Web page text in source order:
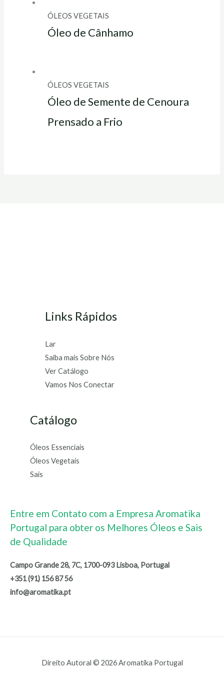
ÓLEOS VEGETAIS
Óleo de Cânhamo
ÓLEOS VEGETAIS
Óleo de Semente de Cenoura
Prensado a Frio
Links Rápidos
Lar
Saiba mais Sobre Nós
Ver Catálogo
Vamos Nos Conectar
Catálogo
Óleos Essenciais
Óleos Vegetais
Sais
Entre em Contato com a Empresa Aromatika
Portugal para obter os Melhores Óleos e Sais
de Qualidade
Campo Grande 28, 7C, 1700-093 Lisboa, Portugal
+351 (91) 156 87 56
info@aromatika.pt
Direito Autoral © 2026 Aromatika Portugal